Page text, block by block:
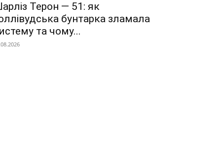
Терон — 51: як
бунтарка зламала
та чому...